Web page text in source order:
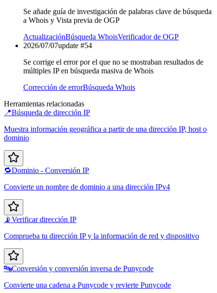
Se añade guía de investigación de palabras clave de búsqueda
a Whois y Vista previa de OGP
ActualizaciónBúsqueda WhoisVerificador de OGP
2026/07/07update #54
Se corrige el error por el que no se mostraban resultados de
múltiples IP en búsqueda masiva de Whois
Corrección de errorBúsqueda Whois
Herramientas relacionadas
📍Búsqueda de dirección IP
Muestra información geográfica a partir de una dirección IP, host o
dominio
🔁Dominio - Conversión IP
Convierte un nombre de dominio a una dirección IPv4
📡Verificar dirección IP
Comprueba tu dirección IP y la información de red y dispositivo
🔤Conversión y conversión inversa de Punycode
Convierte una cadena a Punycode y revierte Punycode